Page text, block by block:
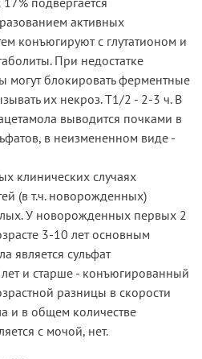
активных
конъюгируют с глутатионом и
При недостатке
могут блокировать ферментные
их некроз. T1/2 - 2-3 ч. В
выводится почками в
в неизмененном виде -
клинических случаях
(в т.ч. новорожденных)
У новорожденных первых 2
3-10 лет основным
является сульфат
и старше - конъюгированный
разницы в скорости
и в общем количестве
с мочой, нет.